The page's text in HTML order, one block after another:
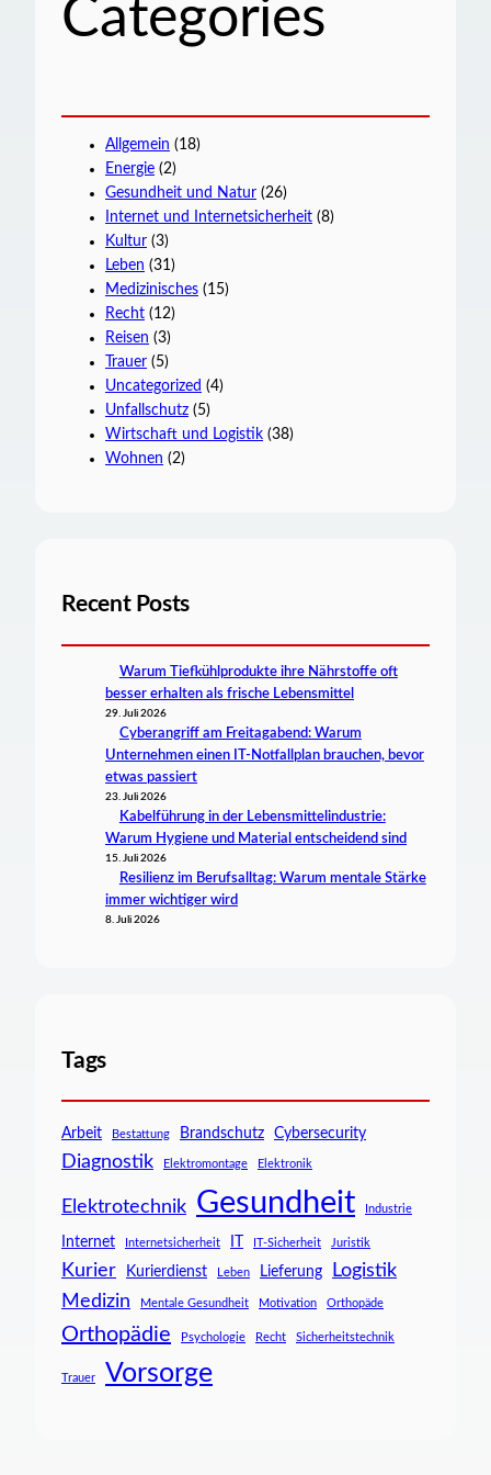
Categories
Allgemein (18)
Energie (2)
Gesundheit und Natur (26)
Internet und Internetsicherheit (8)
Kultur (3)
Leben (31)
Medizinisches (15)
Recht (12)
Reisen (3)
Trauer (5)
Uncategorized (4)
Unfallschutz (5)
Wirtschaft und Logistik (38)
Wohnen (2)
Recent Posts
Warum Tiefkühlprodukte ihre Nährstoffe oft
besser erhalten als frische Lebensmittel
29. Juli 2026
Cyberangriff am Freitagabend: Warum
Unternehmen einen IT-Notfallplan brauchen, bevor
etwas passiert
23. Juli 2026
Kabelführung in der Lebensmittelindustrie:
Warum Hygiene und Material entscheidend sind
15. Juli 2026
Resilienz im Berufsalltag: Warum mentale Stärke
immer wichtiger wird
8. Juli 2026
Tags
Arbeit Bestattung Brandschutz Cybersecurity
Diagnostik Elektromontage Elektronik
Elektrotechnik Gesundheit Industrie
Internet Internetsicherheit IT-Sicherheit Juristik
Kurier Kurierdienst Leben Lieferung
Logistik
Medizin
Mentale Gesundheit Motivation Orthopäde
Orthopädie Psychologie Recht Sicherheitstechnik
Trauer Vorsorge